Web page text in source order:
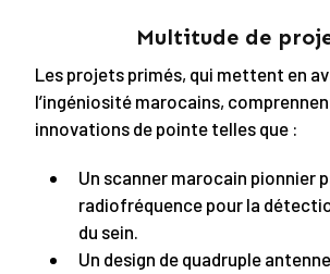
Multitude de
Les projets primés, qui mettent en
l’ingéniosité marocains,
innovations de pointe telles que :
Un scanner marocain pionnier
radiofréquence pour la
du sein.
Un design de quadruple